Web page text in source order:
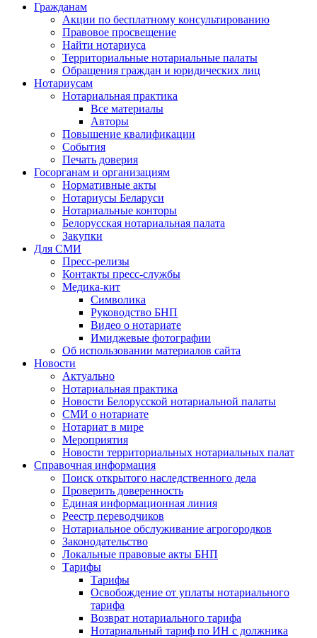
Гражданам
Акции по бесплатному консультированию
Правовое просвещение
Найти нотариуса
Территориальные нотариальные палаты
Обращения граждан и юридических лиц
Нотариусам
Нотариальная практика
Все материалы
Авторы
Повышение квалификации
События
Печать доверия
Госорганам и организациям
Нормативные акты
Нотариусы Беларуси
Нотариальные конторы
Белорусская нотариальная палата
Закупки
Для СМИ
Пресс-релизы
Контакты пресс-службы
Медика-кит
Символика
Руководство БНП
Видео о нотариате
Имиджевые фотографии
Об использовании материалов сайта
Новости
Актуально
Нотариальная практика
Новости Белорусской нотариальной палаты
СМИ о нотариате
Нотариат в мире
Мероприятия
Новости территориальных нотариальных палат
Справочная информация
Поиск открытого наследственного дела
Проверить доверенность
Единая информационная линия
Реестр переводчиков
Нотариальное обслуживание агрогородков
Законодательство
Локальные правовые акты БНП
Тарифы
Тарифы
Освобождение от уплаты нотариального
тарифа
Возврат нотариального тарифа
Нотариальный тариф по ИН с должника